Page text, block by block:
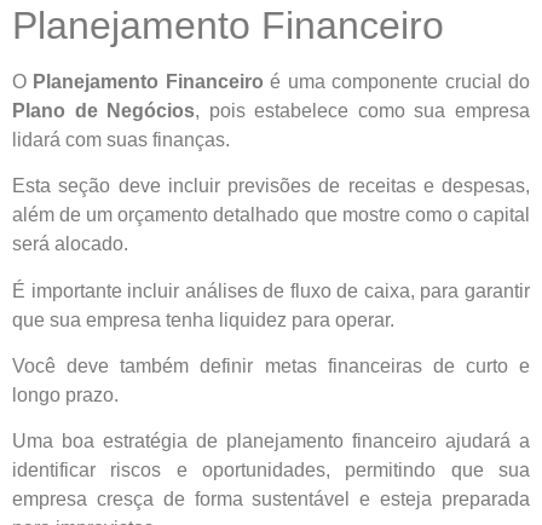
Planejamento Financeiro
O Planejamento Financeiro é uma componente crucial do
Plano de Negócios, pois estabelece como sua empresa
lidará com suas finanças.
Esta seção deve incluir previsões de receitas e despesas,
além de um orçamento detalhado que mostre como o capital
será alocado.
É importante incluir análises de fluxo de caixa, para garantir
que sua empresa tenha liquidez para operar.
Você deve também definir metas financeiras de curto e
longo prazo.
Uma boa estratégia de planejamento financeiro ajudará a
identificar riscos e oportunidades, permitindo que sua
empresa cresça de forma sustentável e esteja preparada